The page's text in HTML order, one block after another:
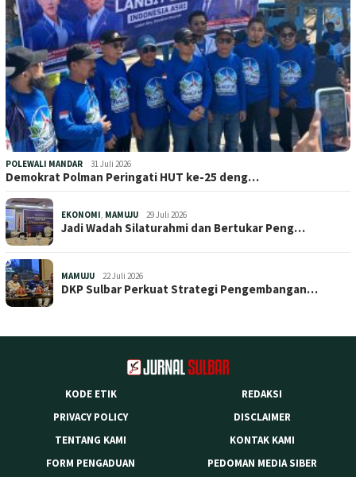
POLEWALI MANDAR 31 Juli 2026
Demokrat Polman Peringati HUT ke-25 deng…
EKONOMI, MAMUJU 29 Juli 2026
Jadi Wadah Silaturahmi dan Bertukar Peng…
MAMUJU 22 Juli 2026
DKP Sulbar Perkuat Strategi Pengembangan…
KODE ETIK
REDAKSI
PRIVACY POLICY
DISCLAIMER
TENTANG KAMI
KONTAK KAMI
FORM PENGADUAN
PEDOMAN MEDIA SIBER